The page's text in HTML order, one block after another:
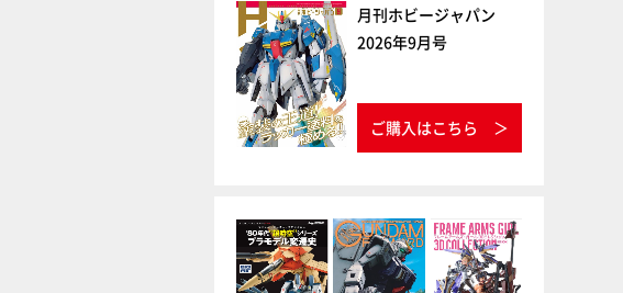
月刊ホビージャパン
2026年9月号
ご購入はこちら